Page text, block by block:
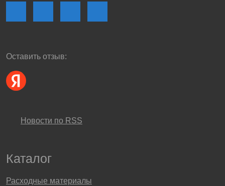
Оставить отзыв:
Новости по RSS
Каталог
Расходные материалы